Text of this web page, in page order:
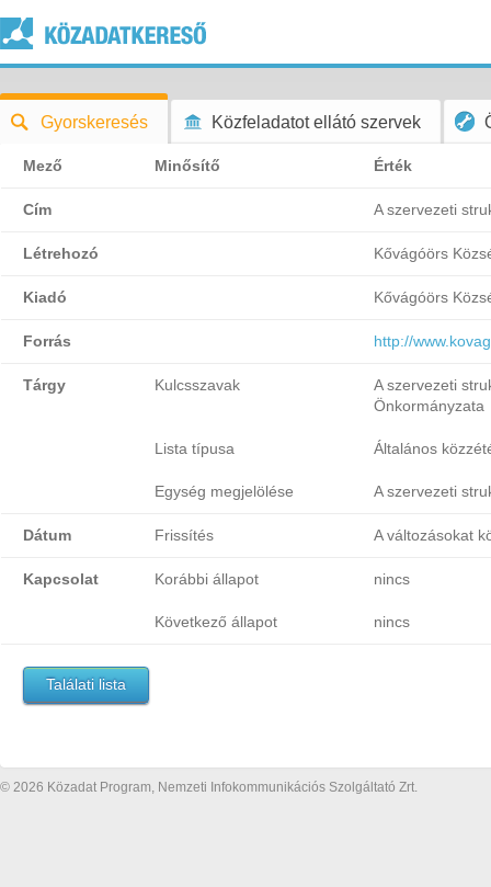
Gyorskeresés Közfeladatot ellátó szervek
Mező Minősítő Érték
Cím A szervezeti
Létrehozó Kővágóörs
Kiadó Kővágóörs
Forrás http://
Tárgy Kulcsszavak
A szervezeti
Önkormányzata
Lista típusa Általános
Egység megjelölése A szervezeti
Dátum Frissítés A változásokat
Kapcsolat Korábbi állapot nincs
Következő állapot nincs
Találati lista
© 2026 Közadat Program, Nemzeti Infokommunikációs Szolgáltató Zrt.